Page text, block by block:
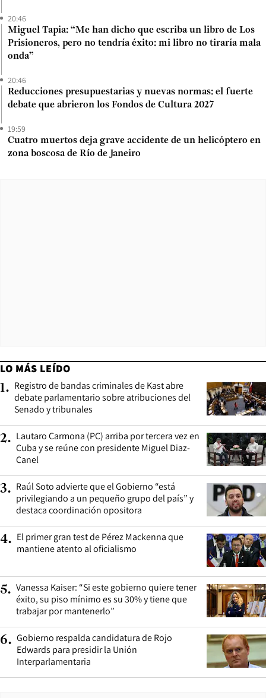
20:46
Miguel Tapia: “Me han dicho que escriba un libro de Los
Prisioneros, pero no tendría éxito: mi libro no tiraría mala
onda”
20:46
Reducciones presupuestarias y nuevas normas: el fuerte
debate que abrieron los Fondos de Cultura 2027
19:59
Cuatro muertos deja grave accidente de un helicóptero en
zona boscosa de Río de Janeiro
LO MÁS LEÍDO
1. Registro de bandas criminales de Kast abre
debate parlamentario sobre atribuciones del
Senado y tribunales
2. Lautaro Carmona (PC) arriba por tercera vez en
Cuba y se reúne con presidente Miguel Diaz-
Canel
3. Raúl Soto advierte que el Gobierno “está
privilegiando a un pequeño grupo del país” y
destaca coordinación opositora
4. El primer gran test de Pérez Mackenna que
mantiene atento al oficialismo
5. Vanessa Kaiser: “Si este gobierno quiere tener
éxito, su piso mínimo es su 30% y tiene que
trabajar por mantenerlo”
6. Gobierno respalda candidatura de Rojo
Edwards para presidir la Unión
Interparlamentaria